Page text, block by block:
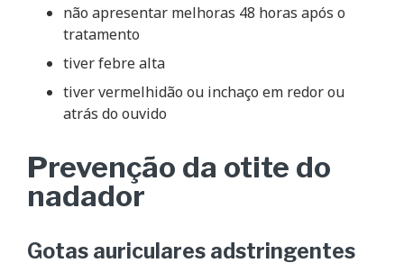
não apresentar melhoras 48 horas após o
tratamento
tiver febre alta
tiver vermelhidão ou inchaço em redor ou
atrás do ouvido
Prevenção da otite do
nadador
Gotas auriculares adstringentes